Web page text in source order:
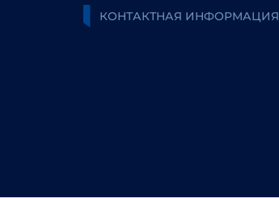
КОНТАКТНАЯ ИНФОРМАЦИЯ